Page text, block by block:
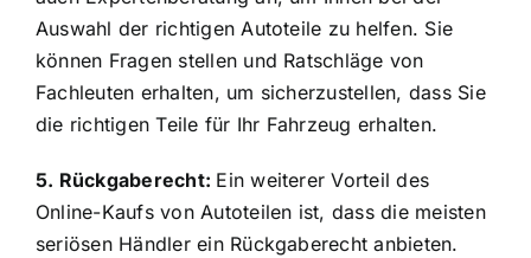
Auswahl der richtigen Autoteile zu helfen. Sie
können Fragen stellen und Ratschläge von
Fachleuten erhalten, um sicherzustellen, dass Sie
die richtigen Teile für Ihr Fahrzeug erhalten.
5. Rückgaberecht: Ein weiterer Vorteil des
Online-Kaufs von Autoteilen ist, dass die meisten
seriösen Händler ein Rückgaberecht anbieten.